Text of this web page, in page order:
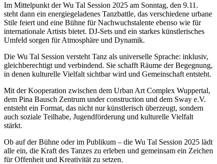
Im Mittelpunkt der Wu Tal Session 2025 am Sonntag, den 9.11.
steht dann ein energiegeladenes Tanzbattle, das verschiedene urbane
Stile feiert und eine Bühne für Nachwuchstalente ebenso wie für
internationale Artists bietet. DJ-Sets und ein starkes künstlerisches
Umfeld sorgen für Atmosphäre und Dynamik.
Die Wu Tal Session versteht Tanz als universelle Sprache: inklusiv,
gleichberechtigt und verbindend. Sie schafft Räume der Begegnung,
in denen kulturelle Vielfalt sichtbar wird und Gemeinschaft entsteht.
Mit der Kooperation zwischen dem Urban Art Complex Wuppertal,
dem Pina Bausch Zentrum under construction und dem Sway e.V.
entsteht ein Format, das nicht nur künstlerisch überzeugt, sondern
auch soziale Teilhabe, Jugendförderung und kulturelle Vielfalt
stärkt.
Ob auf der Bühne oder im Publikum – die Wu Tal Session 2025 lädt
alle ein, die Kraft des Tanzes zu erleben und gemeinsam ein Zeichen
für Offenheit und Kreativität zu setzen.